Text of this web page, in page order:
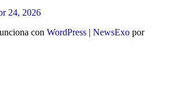
24, 2026
con WordPress | NewsExo por